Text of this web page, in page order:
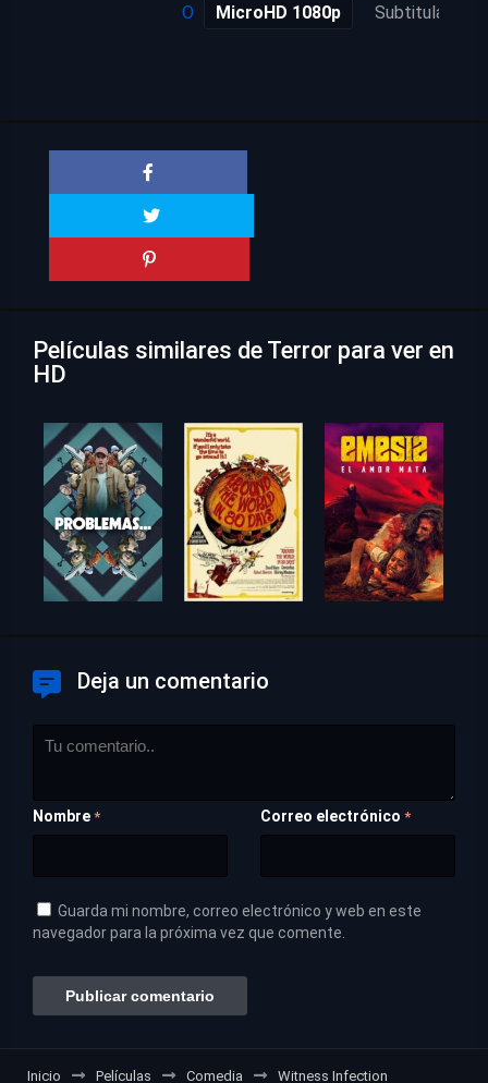
Obtener torrent
MicroHD 1080p Subtitulada
Películas similares de Terror para ver en
HD
Deja un comentario
Nombre * Correo electrónico *
Guarda mi nombre, correo electrónico y web en este
navegador para la próxima vez que comente.
Inicio Películas Comedia Witness Infection